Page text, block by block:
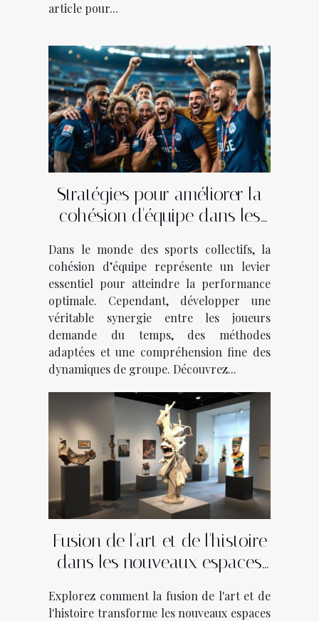
article pour...
Stratégies pour améliorer la
cohésion d'équipe dans les
Dans le monde des sports collectifs, la
cohésion d’équipe représente un levier
essentiel pour atteindre la performance
optimale. Cependant, développer une
véritable synergie entre les joueurs
demande du temps, des méthodes
adaptées et une compréhension fine des
dynamiques de groupe. Découvrez...
Fusion de l'art et de l'histoire
dans les nouveaux espaces
Explorez comment la fusion de l'art et de
l'histoire transforme les nouveaux espaces